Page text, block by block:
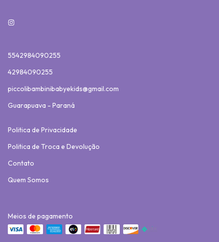
5542984090255
42984090255
piccolibambinibabyekids@gmail.com
Guarapuava - Paraná
Politica de Privacidade
Politica de Troca e Devolução
Contato
Quem Somos
Meios de pagamento